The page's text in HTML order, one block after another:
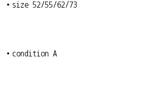
•size 52/55/62/73
•condition A